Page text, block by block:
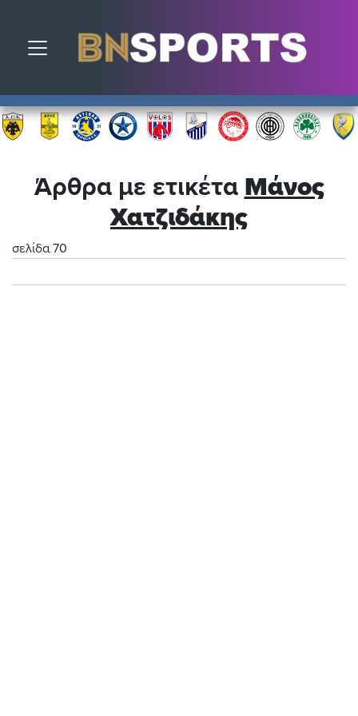
Toggle navigation
Άρθρα με ετικέτα Μάνος
Χατζιδάκης
σελίδα 70